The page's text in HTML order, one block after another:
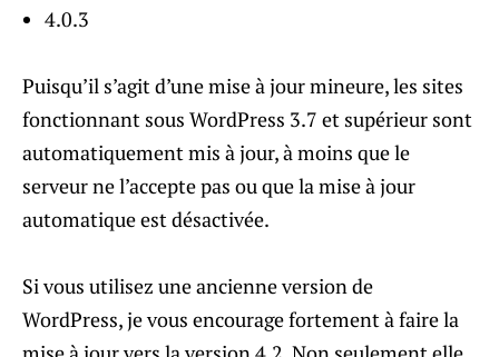
4.0.3
Puisqu’il s’agit d’une mise à jour mineure, les sites
fonctionnant sous WordPress 3.7 et supérieur sont
automatiquement mis à jour, à moins que le
serveur ne l’accepte pas ou que la mise à jour
automatique est désactivée.
Si vous utilisez une ancienne version de
WordPress, je vous encourage fortement à faire la